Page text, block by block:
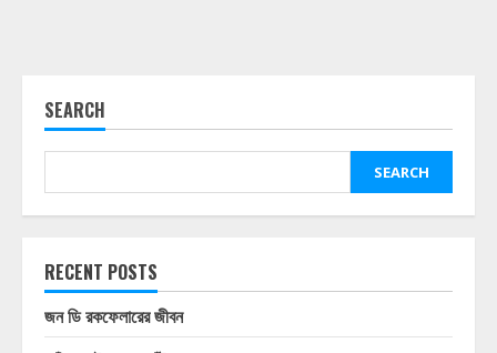
SEARCH
SEARCH
RECENT POSTS
জন ডি রকফেলারের জীবন